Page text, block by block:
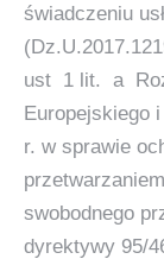
świadczeniu
ust 1 lit. a
Europejskiego
r. w sprawie
swobodnego
dyrektywy 95/